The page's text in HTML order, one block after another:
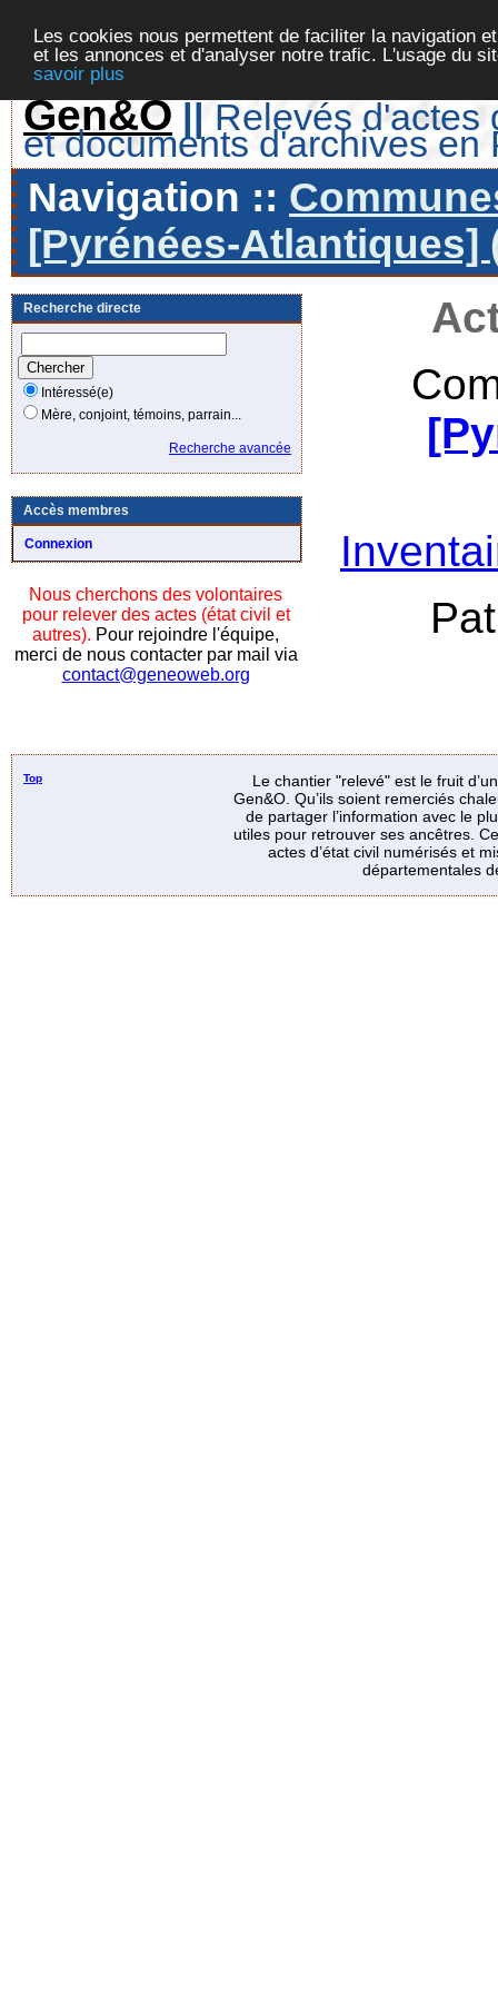
Les cookies nous permettent de faciliter la navigation
et les annonces et d'analyser notre trafic. L'usage du
savoir plus
Gen&O || Relevés d'actes
et documents d'archives en
Navigation ::
[Pyrénées-Atlantiques]
Recherche directe
Intéressé(e)
Mère, conjoint, témoins, parrain...
Recherche avancée
Accès membres
Connexion
Nous cherchons des volontaires
pour relever des actes (état civil et
autres). Pour rejoindre l'équipe,
merci de nous contacter par mail via
contact@geneoweb.org
Top
Le chantier "relevé" est le fruit
Gen&O. Qu’ils soient remerciés
de partager l’information avec le
utiles pour retrouver ses ancêtres.
actes d’état civil numérisés et
départementales